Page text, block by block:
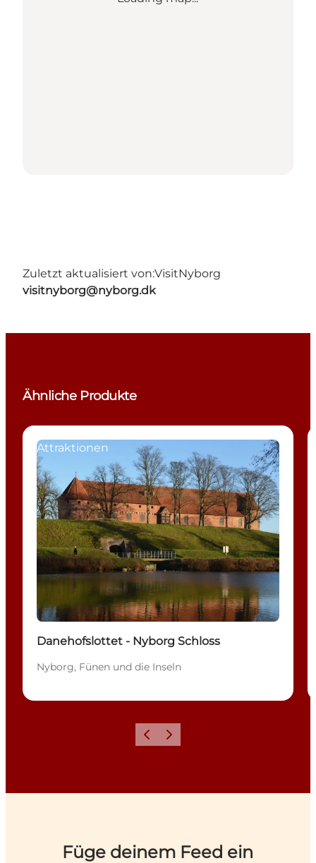
Zuletzt aktualisiert von:VisitNyborg
visitnyborg@nyborg.dk
Ähnliche Produkte
Attraktionen
Danehofslottet - Nyborg Schloss
Nyborg, Fünen und die Inseln
ZurückWeiter
Füge deinem Feed ein